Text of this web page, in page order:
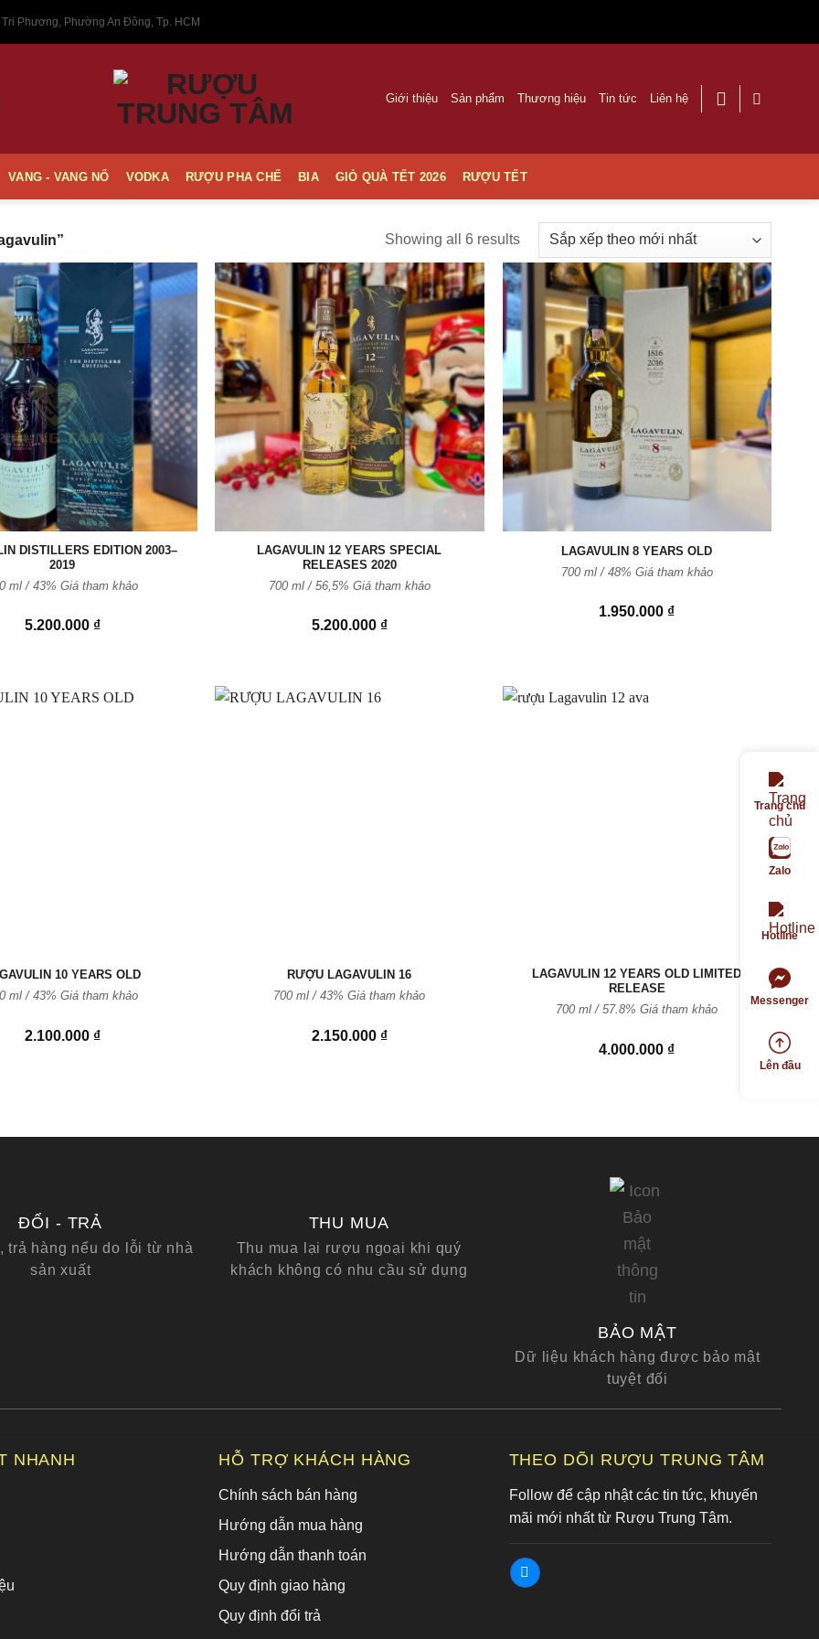
Phương, Phường An Đông, Tp. HCM
Giới thiệu Sản phẩm Thương hiệu Tin tức Liên hệ
VANG - VANG NỔ VODKA RƯỢU PHA CHẾ BIA GIỎ QUÀ TẾT 2026 RƯỢU TẾT
Showing all 6 results
Thêm
vào
Yêu
thích
DISTILLERS EDITION 2003–
2019
5.200.000 ₫
ml / 43% Giá tham khảo
Thêm
vào
Yêu
thích
LAGAVULIN 12 YEARS SPECIAL
RELEASES 2020
5.200.000 ₫
700 ml / 56,5% Giá tham khảo
LAGAVULIN 8 YEARS OLD
1.950.000 ₫
700 ml / 48% Giá tham khảo
10 YEARS OLD
2.100.000 ₫
ml / 43% Giá tham khảo
RƯỢU LAGAVULIN 16
2.150.000 ₫
700 ml / 43% Giá tham khảo
LAGAVULIN 12 YEARS OLD LIMITED
RELEASE
4.000.000 ₫
700 ml / 57.8% Giá tham khảo
ĐỔI - TRẢ
trả hàng nếu do lỗi từ nhà
sản xuất
THU MUA
Thu mua lại rượu ngoại khi quý
khách không có nhu cầu sử dụng
BẢO MẬT
Dữ liệu khách hàng được bảo mật
tuyệt đối
NHANH HỖ TRỢ KHÁCH HÀNG
Chính sách bán hàng
Hướng dẫn mua hàng
Hướng dẫn thanh toán
Quy định giao hàng
Quy định đổi trả
THEO DÕI RƯỢU TRUNG TÂM
Follow để cập nhật các tin tức, khuyến
mãi mới nhất từ Rượu Trung Tâm.
Trang chủ
Zalo
Hotline
Messenger
Lên đầu